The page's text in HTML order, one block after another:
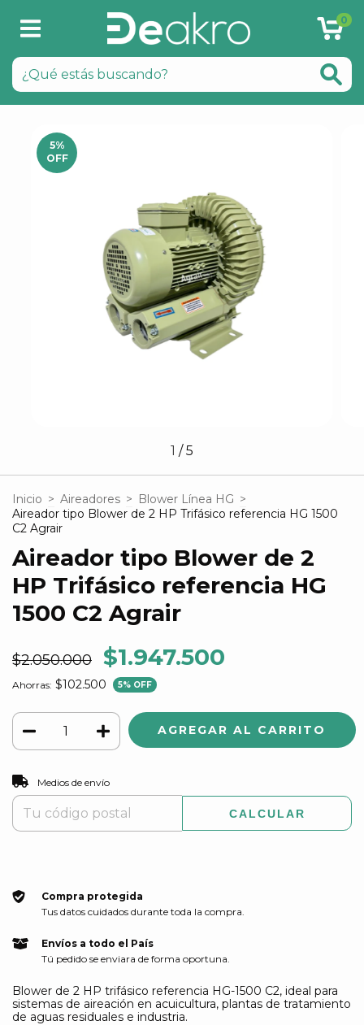
0
5%
OFF
1 /5
Inicio > Aireadores > Blower Línea HG >
Aireador tipo Blower de 2 HP Trifásico referencia HG 1500
C2 Agrair
Aireador tipo Blower de 2
HP Trifásico referencia HG
1500 C2 Agrair
$2.050.000 $1.947.500
Ahorras: $102.500 5% OFF
Entregas para el CP:
Medios de envío
CALCULAR
Compra protegida
Tus datos cuidados durante toda la compra.
Envíos a todo el País
Tú pedido se enviara de forma oportuna.
Blower de 2 HP trifásico referencia HG-1500 C2, ideal para
sistemas de aireación en acuicultura, plantas de tratamiento
de aguas residuales e industria.